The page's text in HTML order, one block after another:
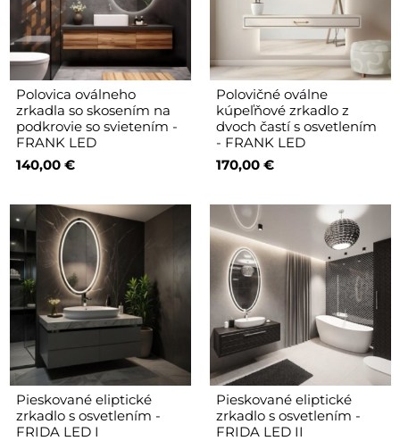
Polovica oválneho
zrkadla so skosením na
podkrovie so svietením -
FRANK LED
140,00 €
Polovičné oválne
kúpeľňové zrkadlo z
dvoch častí s osvetlením
- FRANK LED
170,00 €
Pieskované eliptické
zrkadlo s osvetlením -
FRIDA LED I
Pieskované eliptické
zrkadlo s osvetlením -
FRIDA LED II